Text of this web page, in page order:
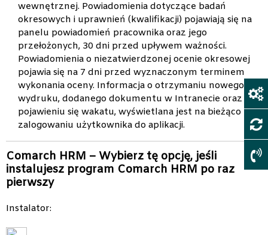
wewnętrznej. Powiadomienia dotyczące badań
okresowych i uprawnień (kwalifikacji) pojawiają się na
panelu powiadomień pracownika oraz jego
przełożonych, 30 dni przed upływem ważności.
Powiadomienia o niezatwierdzonej ocenie okresowej
pojawia się na 7 dni przed wyznaczonym terminem
wykonania oceny. Informacja o otrzymaniu nowego
wydruku, dodanego dokumentu w Intranecie oraz o
pojawieniu się wakatu, wyświetlana jest na bieżąco po
zalogowaniu użytkownika do aplikacji.
Comarch HRM – Wybierz tę opcję, jeśli
instalujesz program Comarch HRM po raz
pierwszy
Instalator: